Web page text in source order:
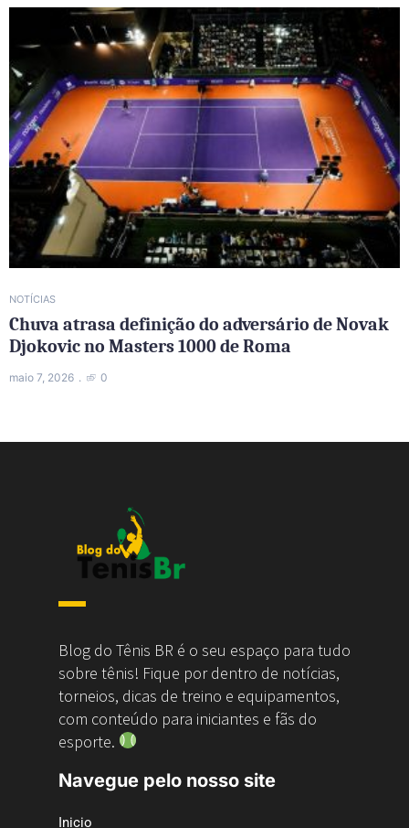
NOTÍCIAS
Chuva atrasa definição do adversário de Novak
Djokovic no Masters 1000 de Roma
maio 7, 2026 0
Blog do Tênis BR é o seu espaço para tudo
sobre tênis! Fique por dentro de notícias,
torneios, dicas de treino e equipamentos,
com conteúdo para iniciantes e fãs do
esporte.
Navegue pelo nosso site
Inicio